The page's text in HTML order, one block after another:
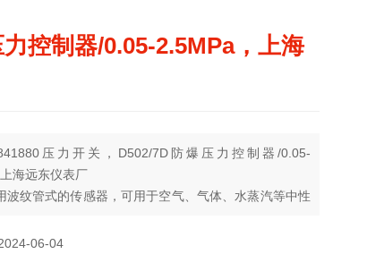
力控制器/0.05-2.5MPa，上海
压力开关，D502/7D防爆压力控制器/0.05-
海远东仪表厂
波纹管式的传感器，可用于空气、气体、水蒸汽等中性
Mpa。
06-04